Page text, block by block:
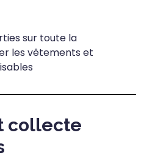
sur toute la
les vêtements et
collecte